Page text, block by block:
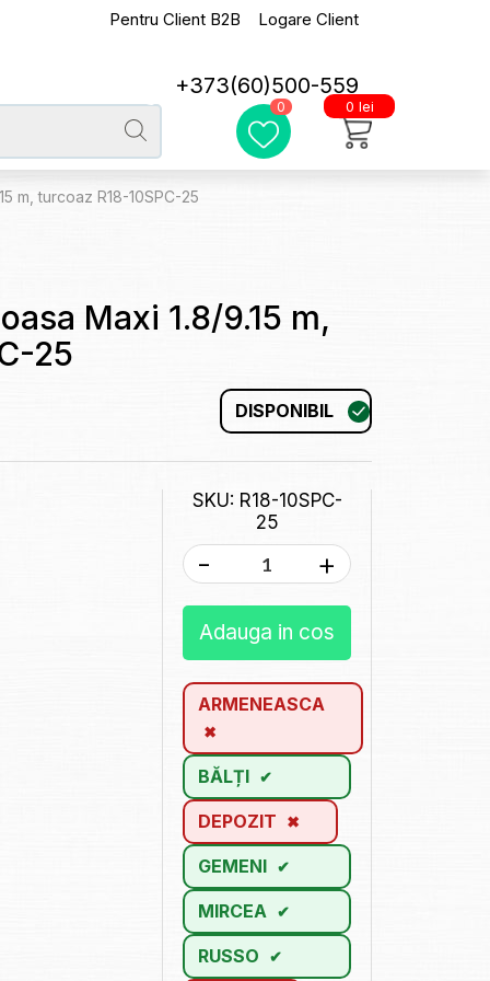
Pentru Client B2B Logare Client
+373(60)500-559
0 0 lei
m, turcoaz R18-10SPC-25
Maxi 1.8/9.15 m,
25
DISPONIBIL
SKU: R18-10SPC-
25
- +
Adauga in cos
ARMENEASCA
BĂLȚI
DEPOZIT
GEMENI
MIRCEA
RUSSO